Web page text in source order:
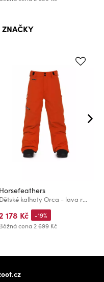
Horsefeathers
Dětské kalhoty Orca - lava red
178 Kč
Běžná cena2 699 Kč
-19%